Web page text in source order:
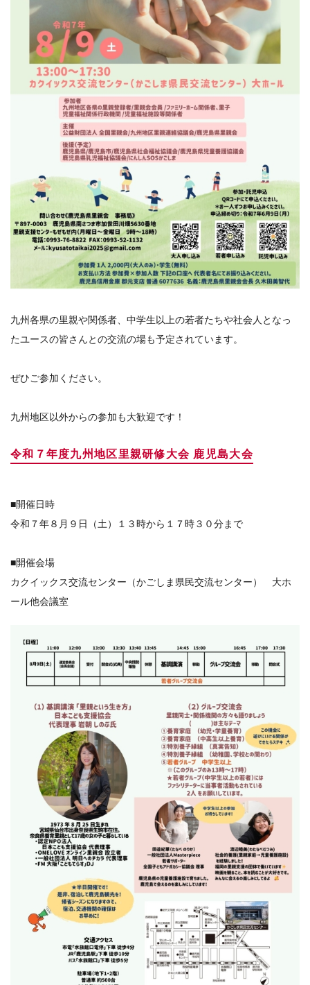
九州各県の里親や関係者、中学生以上の若者たちや社会人となっ
たユースの皆さんとの交流の場も予定されています。
ぜひご参加ください。
九州地区以外からの参加も大歓迎です！
令和７年度九州地区里親研修大会 鹿児島大会
■開催日時
令和７年８月９日（土）１３時から１７時３０分まで
■開催会場
カクイックス交流センター（かごしま県民交流センター） 大ホ
ール他会議室